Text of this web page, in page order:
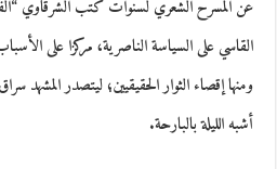
عن المسرح الشعري لسنوات كتب الشرقاوي
‬ومنها إقصاء الثوار الحقيقيين؛ ليتصدر المشهد
أشبه الليلة بالبارحة.